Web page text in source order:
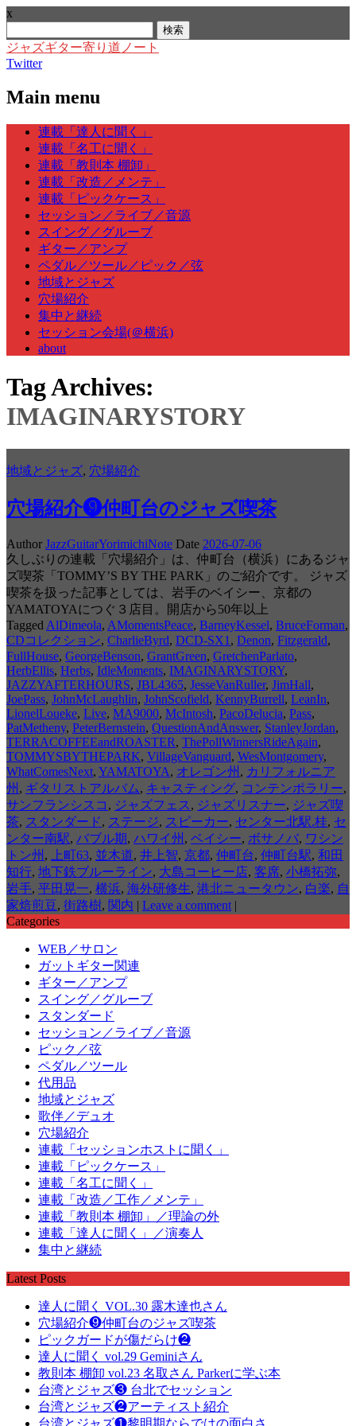
x
索:
ジャズギター寄り道ノート
Twitter
Main menu
Skip
content
連載「達人に聞く」
連載「名工に聞く」
連載「教則本 棚卸」
連載「改造／メンテ」
連載「ピックケース」
セッション／ライブ／音源
スイング／グルーブ
ギター／アンプ
ペダル／ツール／ピック／弦
地域とジャズ
穴場紹介
集中と継続
セッション会場(＠横浜)
about
Tag Archives:
IMAGINARYSTORY
地域とジャズ, 穴場紹介
穴場紹介❾仲町台のジャズ喫茶
Author JazzGuitarYorimichiNote Date 2026-07-06
久しぶりの連載「穴場紹介」は、仲町台（横浜）にあるジャ
ズ喫茶「TOMMY’S BY THE PARK」のご紹介です。 ジャズ
喫茶を扱った記事としては、岩手のベイシー、京都の
YAMATOYAにつぐ３店目。開店から50年以上
Tagged AlDimeola, AMomentsPeace, BarneyKessel, BruceForman,
CDコレクション, CharlieByrd, DCD-SX1 , Denon, Fitzgerald,
FullHouse, GeorgeBenson, GrantGreen, GretchenParlato,
HerbEllis, Herbs, IdleMoments, IMAGINARYSTORY,
JAZZYAFTERHOURS, JBL4365, JesseVanRuller, JimHall,
JoePass, JohnMcLaughlin, JohnScofield, KennyBurrell, LeanIn,
LionelLoueke, Live, MA9000, McIntosh, PacoDelucia, Pass,
PatMetheny, PeterBernstein, QuestionAndAnswer, StanleyJordan,
TERRACOFFEEandROASTER, ThePollWinnersRideAgain,
TOMMYSBYTHEPARK, VillageVanguard, WesMontgomery,
WhatComesNext, YAMATOYA, オレゴン州 , カリフォルニア
州 , ギタリストアルバム, キャスティング, コンテンポラリー,
サンフランシスコ , ジャズフェス , ジャズリスナー, ジャズ喫
茶, スタンダード, ステージ, スピーカー, センター北駅.桂, セ
ンター南駅, バブル期, ハワイ州 , ベイシー, ボサノバ, ワシン
トン州 , 上町63, 並木道, 井上智, 京都, 仲町台, 仲町台駅, 和田
知行, 地下鉄ブルーライン, 大島コーヒー店, 客席, 小橋拓弥,
岩手, 平田晃一, 横浜, 海外研修生, 港北ニュータウン, 白楽, 自
家焙煎豆, 街路樹, 関内 | Leave a comment |
Categories
WEB／サロン
ガットギター関連
ギター／アンプ
スイング／グルーブ
スタンダード
セッション／ライブ／音源
ピック／弦
ペダル／ツール
代用品
地域とジャズ
歌伴／デュオ
穴場紹介
連載「セッションホストに聞く」
連載「ピックケース」
連載「名工に聞く」
連載「改造／工作／メンテ」
連載「教則本 棚卸」／理論の外
連載「達人に聞く」／演奏人
集中と継続
Latest Posts
達人に聞く VOL.30 露木達也さん
穴場紹介❾仲町台のジャズ喫茶
ピックガードが傷だらけ❷
達人に聞く vol.29 Geminiさん
教則本 棚卸 vol.23 名取さん Parkerに学ぶ本
台湾とジャズ❸ 台北でセッション
台湾とジャズ❷アーティスト紹介
台湾とジャズ❶黎明期ならではの面白さ